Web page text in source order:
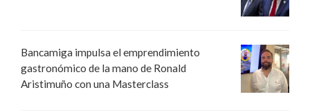
Bancamiga impulsa el emprendimiento
gastronómico de la mano de Ronald
Aristimuño con una Masterclass